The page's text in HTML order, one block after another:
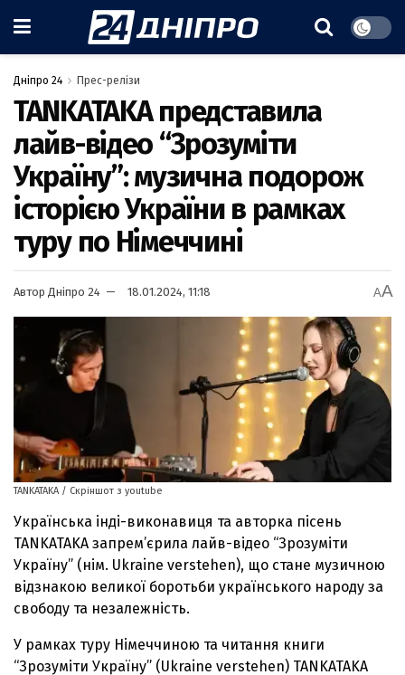
Дніпро 24 Прес-релізи
TANKATAKA представила
лайв-відео “Зрозуміти
Україну”: музична подорож
історією України в рамках
туру по Німеччині
Автор Дніпро 24 18.01.2024, 11:18 AA
TANKATAKA / Скріншот з youtube
Українська інді-виконавиця та авторка пісень
TANKATAKA запрем’єрила лайв-відео “Зрозуміти
Україну” (нім. Ukraine verstehen), що стане музичною
відзнакою великої боротьби українського народу за
свободу та незалежність.
У рамках туру Німеччиною та читання книги
“Зрозуміти Україну” (Ukraine verstehen) TANKATAKA